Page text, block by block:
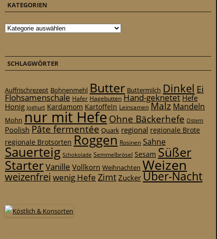
KATEGORIEN
Kategorien
SCHLAGWÖRTER
Auffrischrezept Bohnenmehl Butter Buttermilch Dinkel Ei
Flohsamenschale Hafer Hagebutten Hand-geknetet Hefe
Honig Joghurt Kardamom Kartoffeln Leinsamen Malz Mandeln
Mohn nur mit Hefe Ohne Bäckerhefe Ostern
Poolish Pâte fermentée Quark regional regionale Brote
regionale Brotsorten Roggen Rosinen Sahne
Sauerteig Schokolade Semmelbrösel Sesam Süßer
StarterVanille Vollkorn Weihnachten Weizen
weizenfrei wenig Hefe ZimtZuckerÜber-Nacht